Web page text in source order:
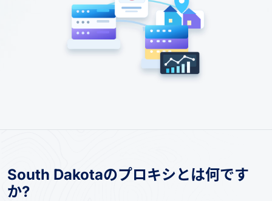
South Dakotaのプロキシとは何です
か?